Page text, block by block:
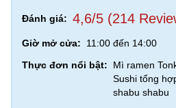
Đánh giá: 4,6/5 (214
Giờ mở cửa:
11:00 đến 14:00
Thực đơn nổi bật:
Mì ramen
Sushi tổng
shabu shabu